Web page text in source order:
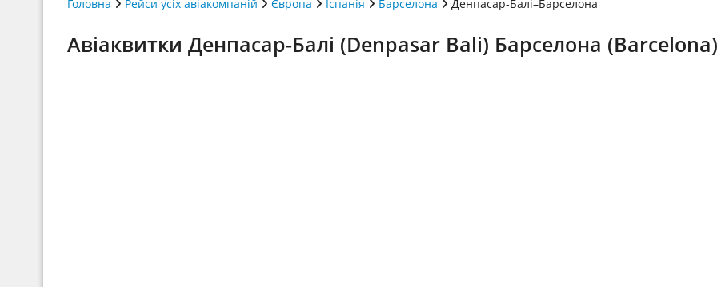
Головна Рейси усіх авіакомпаній Європа Іспанія Барселона Денпасар-Балі–Барселона
Авіаквитки Денпасар-Балі (Denpasar Bali) Барселона (Barcelona)